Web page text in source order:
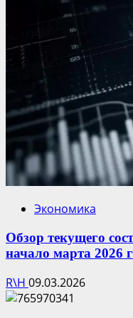
Экономика
Обзор текущего
начало марта 2026
R\H 09.03.2026